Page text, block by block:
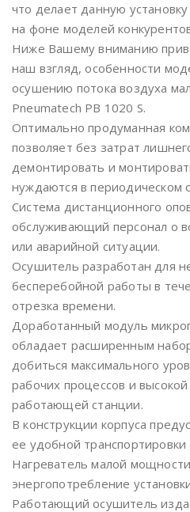
что делает данную
на фоне моделей
Ниже Вашему вниманию
наш взгляд, особенности
осушению потока воздуха
Pneumatech PB 1020 S.
Оптимально продуманная
позволяет без затрат
демонтировать и
нуждаются в периодическом
Система дистанционного
обслуживающий персонал о
или аварийной ситуации.
Осушитель разработан для
бесперебойной работы в
отрезка времени.
Доработанный модуль
обладает расширенным
добиться максимального
рабочих процессов и
работающей станции.
В конструкции корпуса
ее удобной транспортировки
Нагреватель малой
энергопотребление
Работающий осушитель